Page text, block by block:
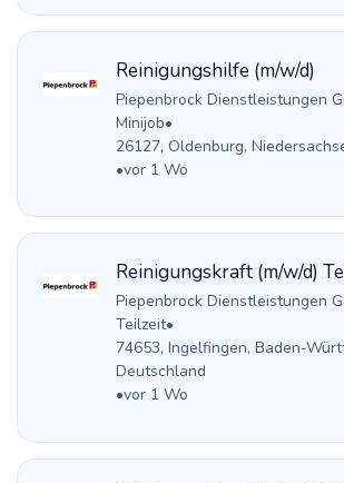
Reinigungshilfe (m/w/d)
Piepenbrock Dienstleistungen
Minijob•
26127, Oldenburg,
•vor 1 Wo
Reinigungskraft (m/w/d)
Piepenbrock Dienstleistungen
Teilzeit•
74653, Ingelfingen, Baden-
Deutschland
•vor 1 Wo